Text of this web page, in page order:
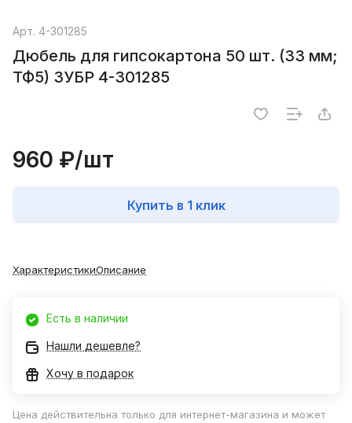
Арт. 4-301285
Дюбель для гипсокартона 50 шт. (33 мм;
ТФ5) ЗУБР 4-301285
960 ₽/шт
Купить в 1 клик
ХарактеристикиОписание
Есть в наличии
Нашли дешевле?
Хочу в подарок
Цена действительна только для интернет-магазина и может